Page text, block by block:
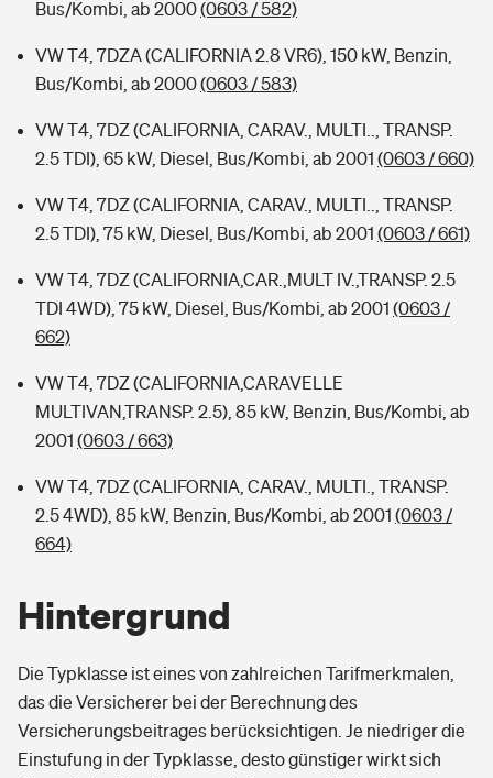
Bus/Kombi, ab 2000(0603 / 582)
VW T4, 7DZA (CALIFORNIA 2.8 VR6), 150 kW, Benzin,
Bus/Kombi, ab 2000(0603 / 583)
VW T4, 7DZ (CALIFORNIA, CARAV., MULTI.., TRANSP.
2.5 TDI), 65 kW, Diesel, Bus/Kombi, ab 2001 (0603 / 660)
VW T4, 7DZ (CALIFORNIA, CARAV., MULTI.., TRANSP.
2.5 TDI), 75 kW, Diesel, Bus/Kombi, ab 2001 (0603 / 661)
VW T4, 7DZ (CALIFORNIA,CAR.,MULT IV.,TRANSP. 2.5
TDI 4WD), 75 kW, Diesel, Bus/Kombi, ab 2001 (0603 /
662)
VW T4, 7DZ (CALIFORNIA,CARAVELLE
MULTIVAN,TRANSP. 2.5), 85 kW, Benzin, Bus/Kombi, ab
2001 (0603 / 663)
VW T4, 7DZ (CALIFORNIA, CARAV., MULTI., TRANSP.
2.5 4WD), 85 kW, Benzin, Bus/Kombi, ab 2001 (0603 /
664)
Hintergrund
Die Typklasse ist eines von zahlreichen Tarifmerkmalen,
das die Versicherer bei der Berechnung des
Versicherungsbeitrages berücksichtigen. Je niedriger die
Einstufung in der Typklasse, desto günstiger wirkt sich